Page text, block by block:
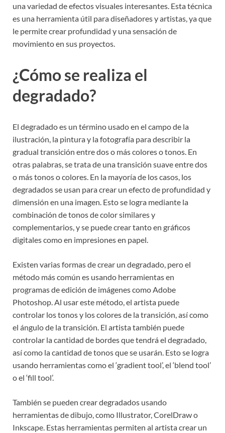
una variedad de efectos visuales interesantes. Esta técnica
es una herramienta útil para diseñadores y artistas, ya que
le permite crear profundidad y una sensación de
movimiento en sus proyectos.
¿Cómo se realiza el
degradado?
El degradado es un término usado en el campo de la
ilustración, la pintura y la fotografía para describir la
gradual transición entre dos o más colores o tonos. En
otras palabras, se trata de una transición suave entre dos
o más tonos o colores. En la mayoría de los casos, los
degradados se usan para crear un efecto de profundidad y
dimensión en una imagen. Esto se logra mediante la
combinación de tonos de color similares y
complementarios, y se puede crear tanto en gráficos
digitales como en impresiones en papel.
Existen varias formas de crear un degradado, pero el
método más común es usando herramientas en
programas de edición de imágenes como Adobe
Photoshop. Al usar este método, el artista puede
controlar los tonos y los colores de la transición, así como
el ángulo de la transición. El artista también puede
controlar la cantidad de bordes que tendrá el degradado,
así como la cantidad de tonos que se usarán. Esto se logra
usando herramientas como el ‘gradient tool’, el ‘blend tool’
o el ‘fill tool’.
También se pueden crear degradados usando
herramientas de dibujo, como Illustrator, CorelDraw o
Inkscape. Estas herramientas permiten al artista crear un